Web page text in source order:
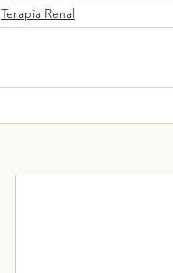
Terapia Renal